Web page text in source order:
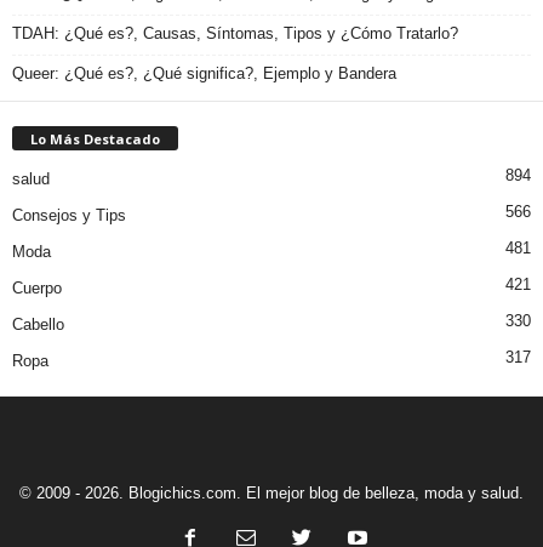
TDAH: ¿Qué es?, Causas, Síntomas, Tipos y ¿Cómo Tratarlo?
Queer: ¿Qué es?, ¿Qué significa?, Ejemplo y Bandera
Lo Más Destacado
salud 894
Consejos y Tips 566
Moda 481
Cuerpo 421
Cabello 330
Ropa 317
© 2009 - 2026. Blogichics.com. El mejor blog de belleza, moda y salud.